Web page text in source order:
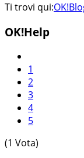
Ti trovi qui:
OK!Help
1
2
3
4
5
(1 Vota)